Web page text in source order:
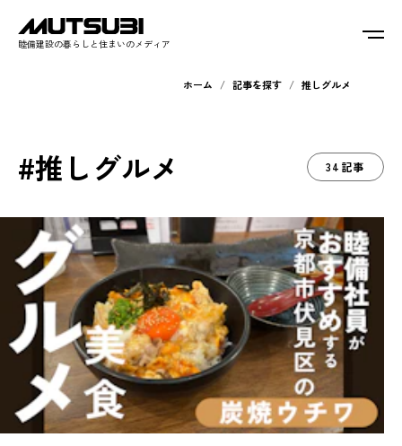
睦備建設の暮らしと住まいのメディア
ホーム 記事を探す 推しグルメ
#推しグルメ 34記事